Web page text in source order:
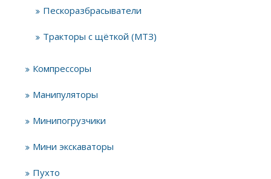
Пескоразбрасыватели
Тракторы с щёткой (МТЗ)
Компрессоры
Манипуляторы
Минипогрузчики
Мини экскаваторы
Пухто